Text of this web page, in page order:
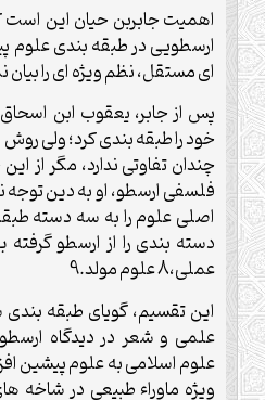
اهميت جابربن حيان اين است
ارسطويى در طبقه بندى علوم
اى مستقل، نظم ويژه اى را
خود را طبقه بندى كرد؛ ولى
چندان تفاوتى ندارد، مگر از
فلسفى ارسطو، او به دين
اصلى علوم را به سه دسته
عملى،8 علوم مولد.9
اين تقسيم، گوياى طبقه
علمى و شعر در ديدگاه
علوم اسلامى به علوم پيشين
ويژه ماوراء طبيعى در شاخه